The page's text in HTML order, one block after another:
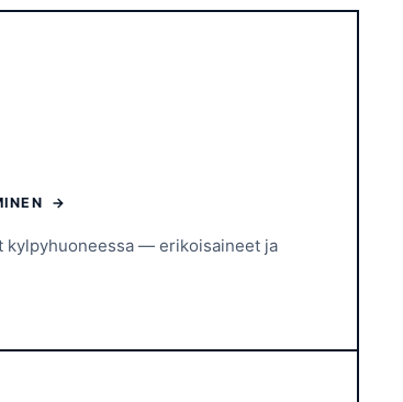
→
kylpyhuoneessa — erikoisaineet ja